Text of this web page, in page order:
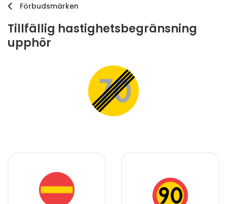
Förbudsmärken
Tillfällig hastighetsbegränsning
upphör